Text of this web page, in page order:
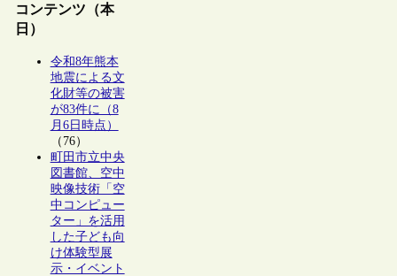
コンテンツ（本
日）
令和8年熊本
地震による文
化財等の被害
が83件に（8
月6日時点）
（76）
町田市立中央
図書館、空中
映像技術「空
中コンピュー
ター」を活用
した子ども向
け体験型展
示・イベント